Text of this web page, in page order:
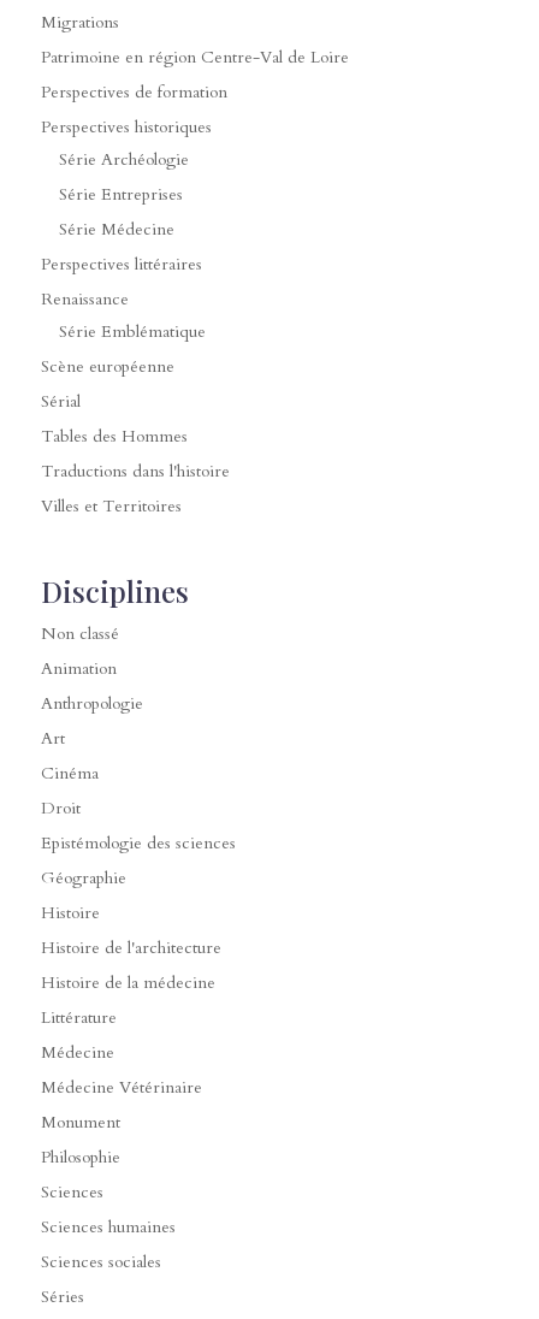
Migrations
Patrimoine en région Centre-Val de Loire
Perspectives de formation
Perspectives historiques
Série Archéologie
Série Entreprises
Série Médecine
Perspectives littéraires
Renaissance
Série Emblématique
Scène européenne
Sérial
Tables des Hommes
Traductions dans l'histoire
Villes et Territoires
Disciplines
Non classé
Animation
Anthropologie
Art
Cinéma
Droit
Epistémologie des sciences
Géographie
Histoire
Histoire de l'architecture
Histoire de la médecine
Littérature
Médecine
Médecine Vétérinaire
Monument
Philosophie
Sciences
Sciences humaines
Sciences sociales
Séries